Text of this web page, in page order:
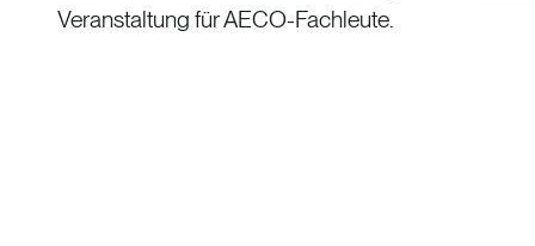
Veranstaltung für AECO-Fachleute.